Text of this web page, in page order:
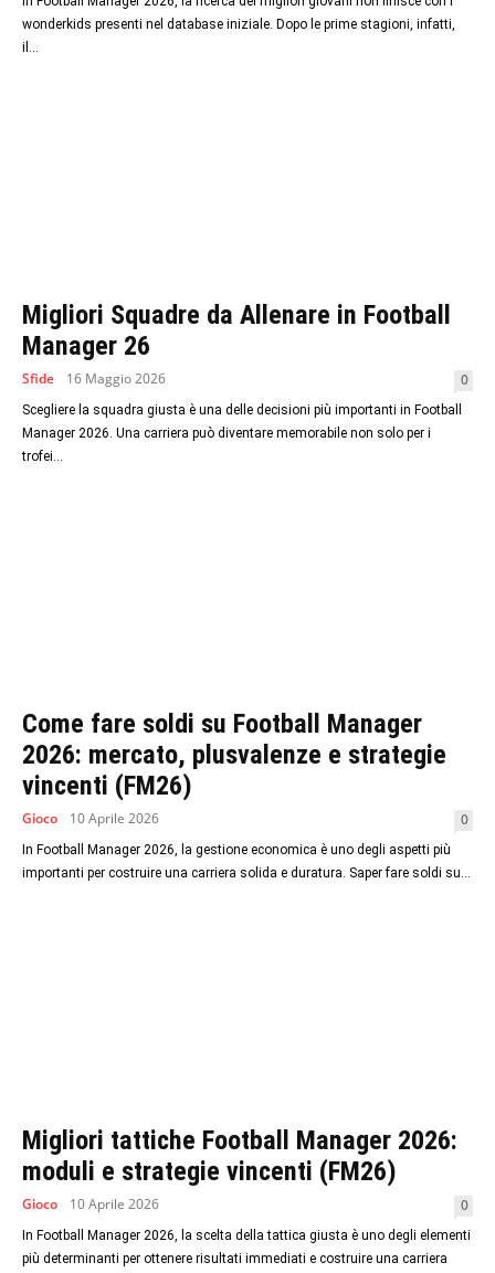
wonderkids presenti nel database iniziale. Dopo le prime stagioni, infatti,
il...
Migliori Squadre da Allenare in Football
Manager 26
Sfide 16 Maggio 2026 0
Scegliere la squadra giusta è una delle decisioni più importanti in Football
Manager 2026. Una carriera può diventare memorabile non solo per i
trofei...
Come fare soldi su Football Manager
2026: mercato, plusvalenze e strategie
vincenti (FM26)
Gioco 10 Aprile 2026 0
In Football Manager 2026, la gestione economica è uno degli aspetti più
importanti per costruire una carriera solida e duratura. Saper fare soldi su...
Migliori tattiche Football Manager 2026:
moduli e strategie vincenti (FM26)
Gioco 10 Aprile 2026 0
In Football Manager 2026, la scelta della tattica giusta è uno degli elementi
più determinanti per ottenere risultati immediati e costruire una carriera